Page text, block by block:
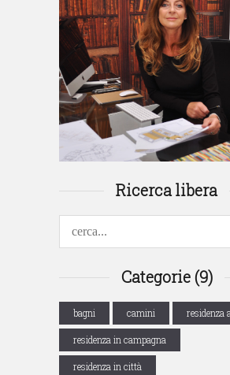
Ricerca libera
Categorie (9)
bagni camini residenza
residenza in campagna
residenza in città